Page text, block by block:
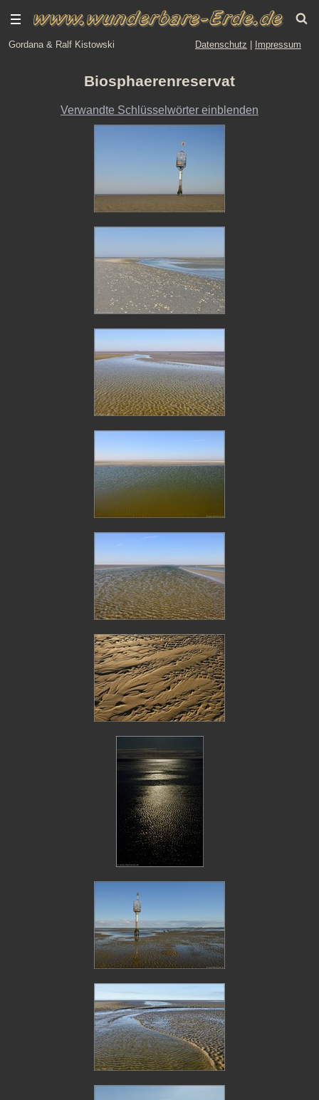
Gordana & Ralf Kistowski Datenschutz Impressum
Biosphaerenreservat
Verwandte Schlüsselwörter einblenden